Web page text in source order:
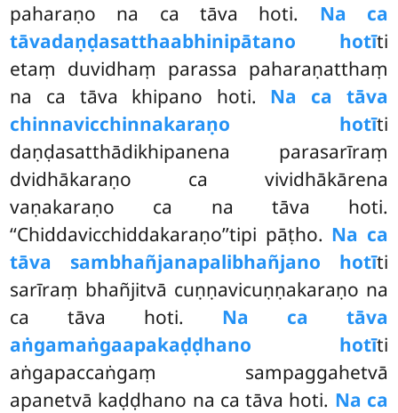
paharaṇo na ca tāva hoti. Na ca
tāvadaṇḍasatthaabhinipātano hotīti
etaṃ duvidhaṃ parassa paharaṇatthaṃ
na ca tāva khipano hoti. Na ca tāva
chinnavicchinnakaraṇo hotīti
daṇḍasatthādikhipanena parasarīraṃ
dvidhākaraṇo ca vividhākārena
vaṇakaraṇo ca na tāva hoti.
‘‘Chiddavicchiddakaraṇo’’tipi pāṭho. Na ca
tāva sambhañjanapalibhañjano hotīti
sarīraṃ bhañjitvā cuṇṇavicuṇṇakaraṇo na
ca tāva hoti. Na ca tāva
aṅgamaṅgaapakaḍḍhano hotīti
aṅgapaccaṅgaṃ sampaggahetvā
apanetvā kaḍḍhano na ca tāva hoti. Na ca